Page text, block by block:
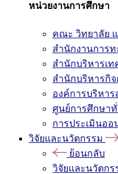
หน่วยงานการศึกษา
คณะ วิทยาลัย
สำนักงานการท
สำนักบริหารเ
สำนักบริหารกิ
องค์การบริหา
ศูนย์การศึกษาทั่
การประเมินออ
วิจัยและนวัตกรรม
ย้อนกลับ
วิจัยและนวัตกร